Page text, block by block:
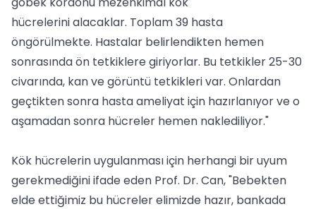
hücrelerini alacaklar. Toplam 39 hasta
öngörülmekte. Hastalar belirlendikten hemen
sonrasında ön tetkiklere giriyorlar. Bu tetkikler 25-30
civarında, kan ve görüntü tetkikleri var. Onlardan
geçtikten sonra hasta ameliyat için hazırlanıyor ve o
aşamadan sonra hücreler hemen naklediliyor."
Kök hücrelerin uygulanması için herhangi bir uyum
gerekmediğini ifade eden Prof. Dr. Can, "Bebekten
elde ettiğimiz bu hücreler elimizde hazır, bankada